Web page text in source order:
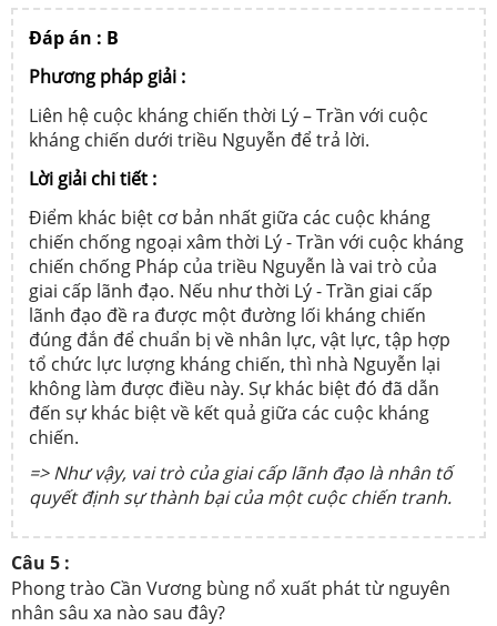
Đáp án : B
Phương pháp giải :
Liên hệ cuộc kháng chiến thời Lý – Trần với cuộc
kháng chiến dưới triều Nguyễn để trả lời.
Lời giải chi tiết :
Điểm khác biệt cơ bản nhất giữa các cuộc kháng
chiến chống ngoại xâm thời Lý - Trần với cuộc kháng
chiến chống Pháp của triều Nguyễn là vai trò của
giai cấp lãnh đạo. Nếu như thời Lý - Trần giai cấp
lãnh đạo đề ra được một đường lối kháng chiến
đúng đắn để chuẩn bị về nhân lực, vật lực, tập hợp
tổ chức lực lượng kháng chiến, thì nhà Nguyễn lại
không làm được điều này. Sự khác biệt đó đã dẫn
đến sự khác biệt về kết quả giữa các cuộc kháng
chiến.
=> Như vậy, vai trò của giai cấp lãnh đạo là nhân tố
quyết định sự thành bại của một cuộc chiến tranh.
Câu 5 :
Phong trào Cần Vương bùng nổ xuất phát từ nguyên
nhân sâu xa nào sau đây?